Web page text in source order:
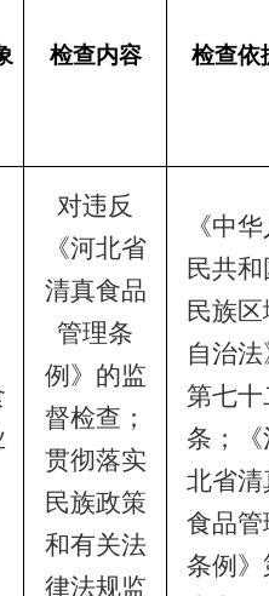
检查内容 检查依
对违反
《河北省
清真食品
管理条
例》的监
督检查；
贯彻落实
民族政策
和有关法
律法规监
《中华
民共和
民族
自治法
第七十
条；《
北省清
食品管
条例》